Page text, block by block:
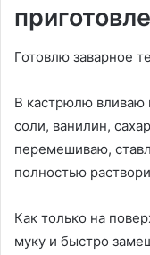
Готовлю заварное
В кастрюлю вливаю
соли, ванилин,
перемешиваю,
полностью
Как только на
муку и быстро